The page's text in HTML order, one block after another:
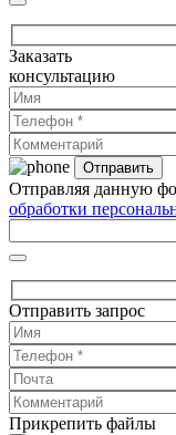
Заказать
консультацию
Отправляя данную
обработки
Отправить запрос
Прикрепить файлы